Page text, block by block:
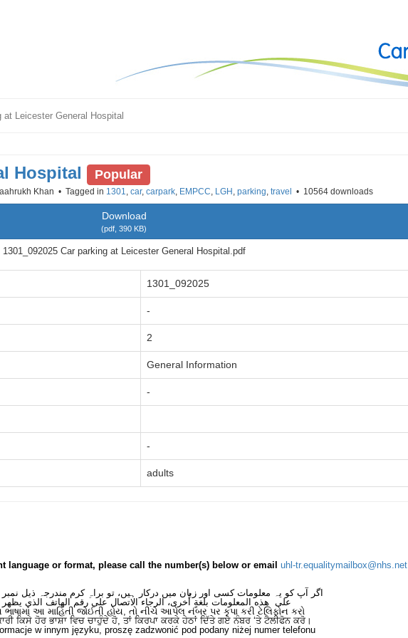
at Leicester General Hospital
Hospital Popular
Khan Tagged in 1301, car, carpark, EMPCC, LGH , parking, travel 10564 downloads
Download
(pdf, 390 KB)
1301_092025 Car parking at Leicester General Hospital.pdf
1301_092025
-
2
General Information
-
-
adults
language or format, please call the number(s) below or email uhl-tr.equalitymailbox@nhs.net
اگر آپ کو یہ معلومات کسی اور زبان میں درکار ہیں، تو براہِ کرم مندرجہ ذیل
على هذه المعلومات بلغةٍ أُخرى، الرجاء الاتصال على رقم الهاتف الذي
આ માહિતી જોઈતી હોય, તો નીચે આપેલ નંબર પર કૃપા કરી ટેલિફોન કરો
ਕਿਸੇ ਹੋਰ ਭਾਸ਼ਾ ਵਿਚ ਚਾਹੁੰਦੇ ਹੋ, ਤਾਂ ਕਿਰਪਾ ਕਰਕੇ ਹੇਠਾਂ ਦਿੱਤੇ ਗਏ ਨੰਬਰ ‘ਤੇ ਟੈਲੀਫੋਨ ਕਰੋ।
w innym języku, proszę zadzwonić pod podany niżej numer telefonu